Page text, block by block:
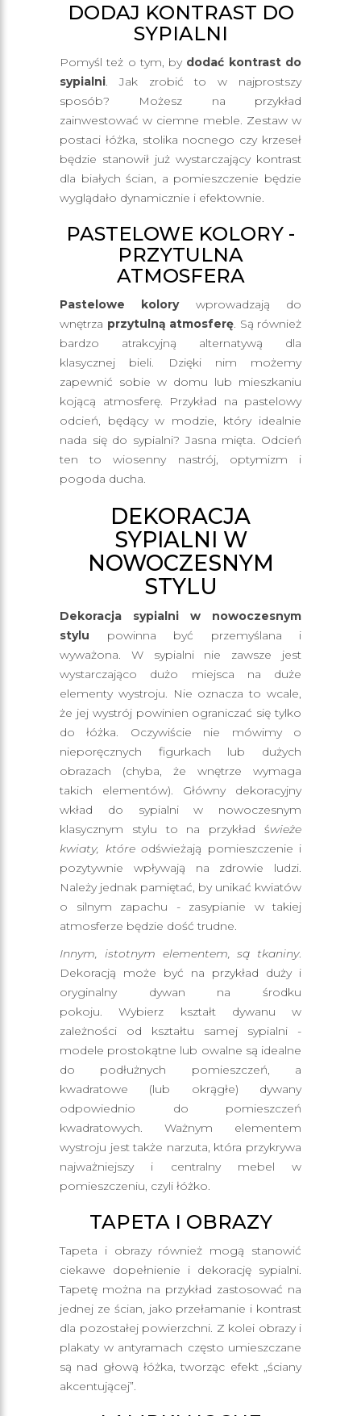
DODAJ KONTRAST DO
SYPIALNI
Pomyśl też o tym, by dodać kontrast do
sypialni. Jak zrobić to w najprostszy
sposób? Możesz na przykład
zainwestować w ciemne meble. Zestaw w
postaci łóżka, stolika nocnego czy krzeseł
będzie stanowił już wystarczający kontrast
dla białych ścian, a pomieszczenie będzie
wyglądało dynamicznie i efektownie.
PASTELOWE KOLORY -
PRZYTULNA
ATMOSFERA
Pastelowe kolorywprowadzają do
wnętrza przytulną atmosferę. Są również
bardzo atrakcyjną alternatywą dla
klasycznej bieli. Dzięki nim możemy
zapewnić sobie w domu lub mieszkaniu
kojącą atmosferę. Przykład na pastelowy
odcień, będący w modzie, który idealnie
nada się do sypialni? Jasna mięta. Odcień
ten to wiosenny nastrój, optymizm i
pogoda ducha.
DEKORACJA
SYPIALNI W
NOWOCZESNYM
STYLU
Dekoracja sypialni w nowoczesnym
stylu powinna być przemyślana i
wyważona. W sypialni nie zawsze jest
wystarczająco dużo miejsca na duże
elementy wystroju. Nie oznacza to wcale,
że jej wystrój powinien ograniczać się tylko
do łóżka. Oczywiście nie mówimy o
nieporęcznych figurkach lub dużych
obrazach (chyba, że wnętrze wymaga
takich elementów). Główny dekoracyjny
wkład do sypialni w nowoczesnym
klasycznym stylu to na przykład świeże
kwiaty, które odświeżają pomieszczenie i
pozytywnie wpływają na zdrowie ludzi.
Należy jednak pamiętać, by unikać kwiatów
o silnym zapachu - zasypianie w takiej
atmosferze będzie dość trudne.
Innym, istotnym elementem, są tkaniny.
Dekoracją może być na przykład duży i
oryginalny dywan na środku
pokoju. Wybierz kształt dywanu w
zależności od kształtu samej sypialni -
modele prostokątne lub owalne są idealne
do podłużnych pomieszczeń, a
kwadratowe (lub okrągłe) dywany
odpowiednio do pomieszczeń
kwadratowych. Ważnym elementem
wystroju jest także narzuta, która przykrywa
najważniejszy i centralny mebel w
pomieszczeniu, czyli łóżko.
TAPETA I OBRAZY
Tapeta i obrazy również mogą stanowić
ciekawe dopełnienie i dekorację sypialni.
Tapetę można na przykład zastosować na
jednej ze ścian, jako przełamanie i kontrast
dla pozostałej powierzchni. Z kolei obrazy i
plakaty w antyramach często umieszczane
są nad głową łóżka, tworząc efekt „ściany
akcentującej”.